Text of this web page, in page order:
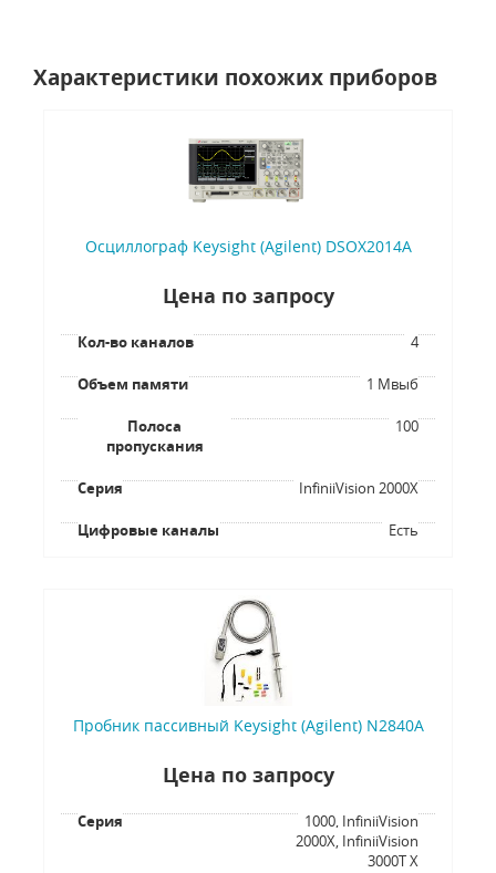
Характеристики похожих приборов
Осциллограф Keysight (Agilent) DSOX2014A
Цена по запросу
Кол-во каналов 4
Объем памяти 1 Мвыб
Полоса
пропускания
100
Серия InfiniiVision 2000X
Цифровые каналы Есть
Пробник пассивный Keysight (Agilent) N2840A
Цена по запросу
Серия
1000, InfiniiVision
2000X, InfiniiVision
3000T X